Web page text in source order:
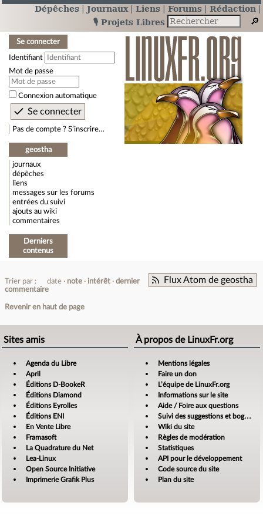
Dépêches Journaux Liens Forums
Rédaction
🎙️ Projets Libres
Se connecter
Identifiant
Mot de passe
Connexion automatique
Pas de compte ? S’inscrire…
geostha
journaux
dépêches
liens
messages sur les forums
entrées du suivi
ajouts au wiki
commentaires
Derniers
contenus
Flux Atom de geostha
Trier par : date note intérêt
dernier
commentaire
Revenir en haut de page
Sites amis
Agenda du Libre
April
Éditions D-BookeR
Éditions Diamond
Éditions Eyrolles
Éditions ENI
En Vente Libre
Framasoft
La Quadrature du Net
Lea-Linux
Open Source Initiative
Imprimerie Grafik Plus
À propos de LinuxFr.org
Mentions légales
Faire un don
L’équipe de LinuxFr.org
Informations sur le site
Aide / Foire aux questions
Suivi des suggestions et bogues
Wiki du site
Règles de modération
Statistiques
API pour le développement
Code source du site
Plan du site